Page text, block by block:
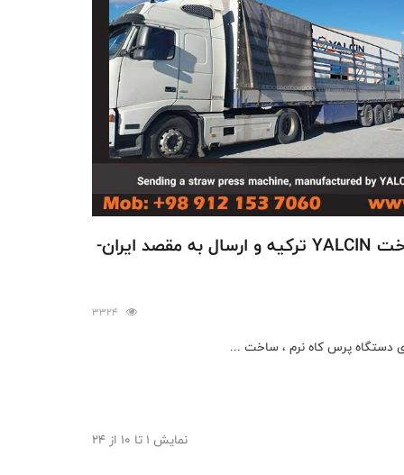
خرید دستگاه پرس کاه ساخت YALCIN ترکیه و ارسال به مقصد ایران-
نمایش 1 تا 10 از 24